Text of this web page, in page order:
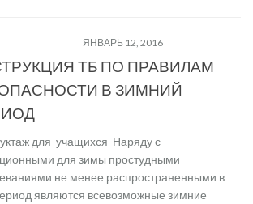
ЯНВАРЬ 12, 2016
ТБ ПО ПРАВИЛАМ
В ЗИМНИЙ
для учащихся Наряду с
для зимы простудными
не менее распространенными в
являются всевозможные зимние